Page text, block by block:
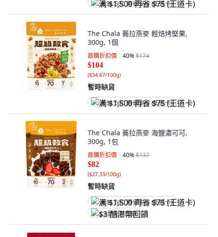
满 $1,500 再省 $75 (王道卡)
The Chala 蕎拉燕麥 輕焙烤堅果,
300g, 1個
首購折扣價 40%$174
$104
($34.67/100g)
暫時缺貨
满 $1,500 再省 $75 (王道卡)
The Chala 蕎拉燕麥 海鹽濃可可,
300g, 1包
首購折扣價 40%$137
$82
($27.33/100g)
暫時缺貨
满 $1,500 再省 $75 (王道卡)
$3 酷澎幣回饋